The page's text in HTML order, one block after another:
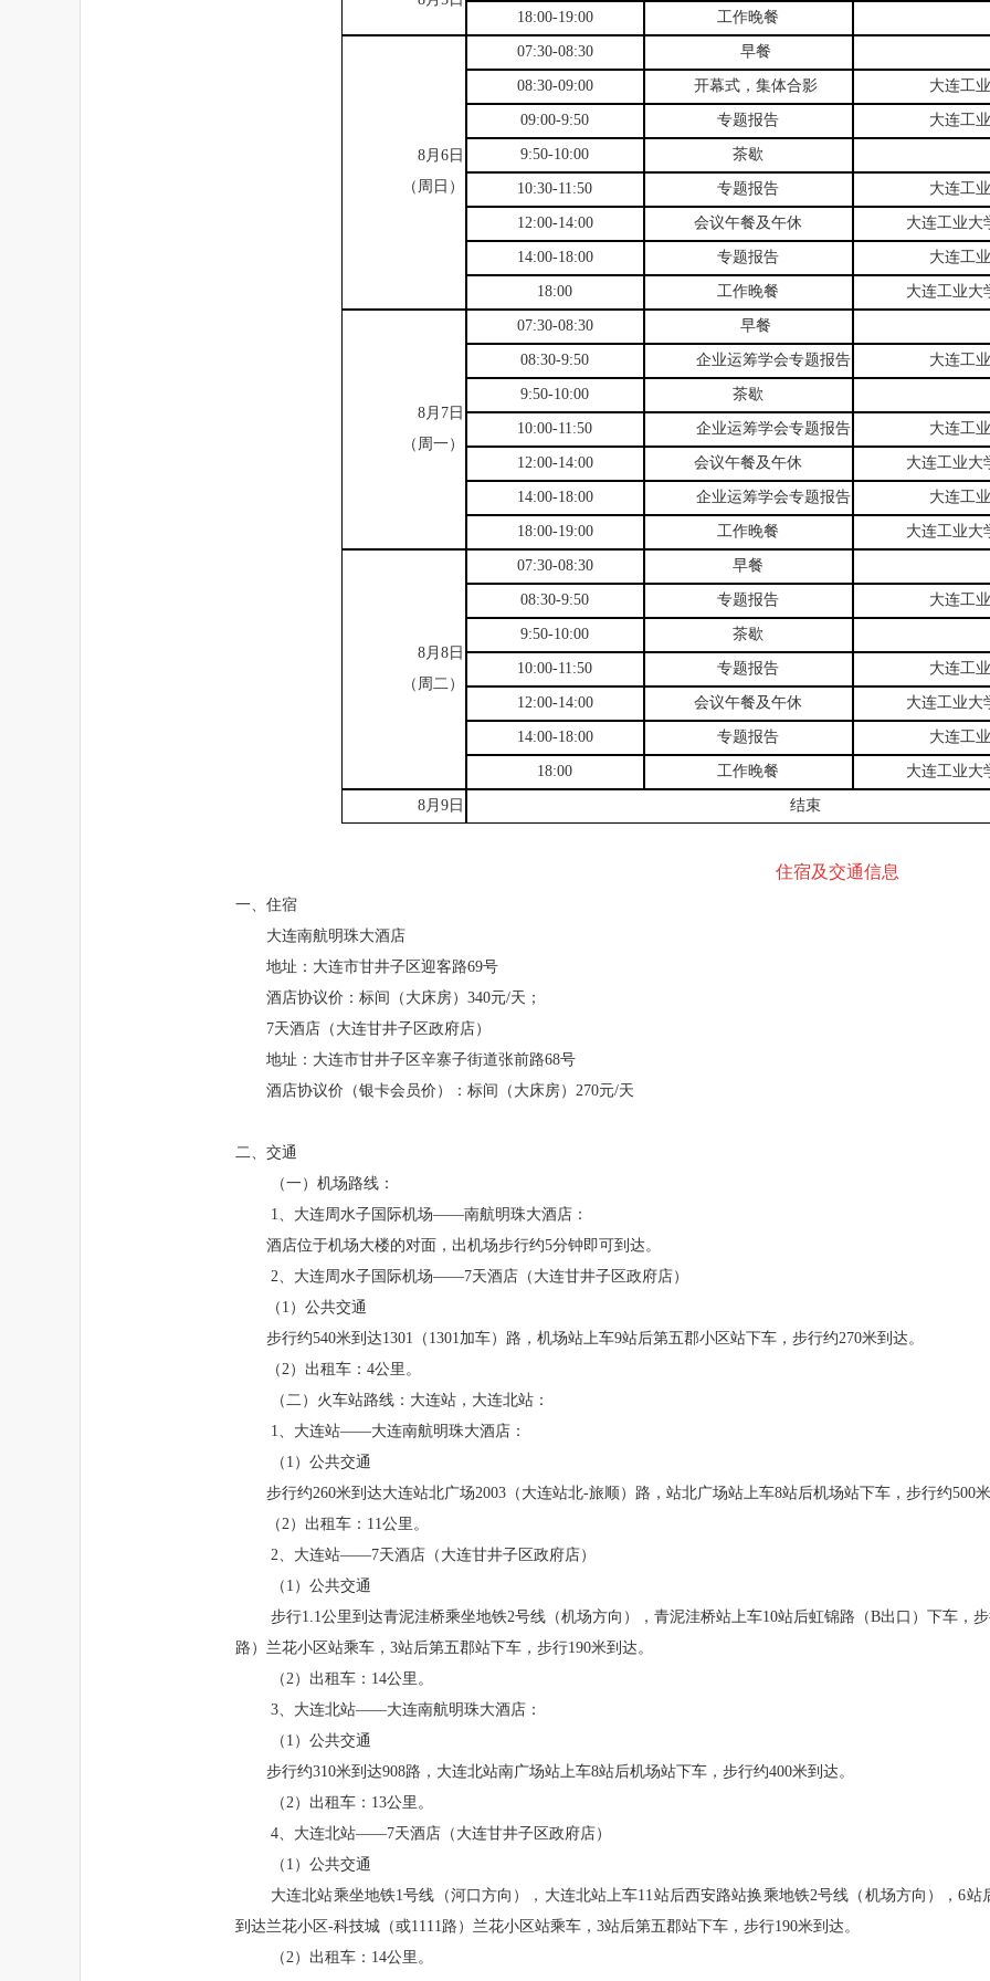
18:00-19:00
工作晚餐
8月6 日
（周日）
07:30-08:30 早餐
08:30-09:00 开幕式，集体合影 大连工
09:00-9:50 专题报告 大连工
9:50-10:00 茶歇
10:30-11:50 专题报告 大连工
12:00-14:00 会议午餐及午休 大连工业大
14:00-18:00 专题报告 大连工
18:00 工作晚餐 大连工业大
8月 7 日
（周一）
07:30-08:30 早餐
08:30-9:50 企业运筹学会专题报告 大连工
9:50-10:00 茶歇
10:00-11:50 企业运筹学会专题报告 大连工
12:00-14:00 会议午餐及午休 大连工业大
14:00-18:00 企业运筹学会专题报告 大连工
18:00-19:00 工作晚餐 大连工业大
8月8 日
（周二）
07:30-08:30 早餐
08:30-9:50 专题报告 大连工
9:50-10:00 茶歇
10:00-11:50 专题报告 大连工
12:00-14:00 会议午餐及午休 大连工业大
14:00-18:00 专题报告 大连工
18:00 工作晚餐 大连工业大
8月9 日 结束
住宿及交通信息
一、住宿
大连南航明珠大酒店
地址：大连市甘井子区迎客路69号
酒店协议价：标间（大床房）340元/天；
7天酒店（大连甘井子区政府店）
地址：大连市甘井子区辛寨子街道张前路68号
酒店协议价（银卡会员价）：标间（大床房）270元/天
二、交通
（一）机场路线：
1、大连周水子国际机场——南航明珠大酒店：
酒店位于机场大楼的对面，出机场步行约5分钟即可到达。
2、大连周水子国际机场——7天酒店（大连甘井子区政府店）
（1）公共交通
步行约540米到达1301（1301加车）路，机场站上车9站后第五郡小区站下车，步行约270米到达。
（2）出租车：4公里。
（二）火车站路线：大连站，大连北站：
1、大连站——大连南航明珠大酒店：
（1）公共交通
步行约260米到达大连站北广场2003（大连站北-旅顺）路，站北广场站上车8站后机场站下车，步行约500
（2）出租车：11公里。
2、大连站——7天酒店（大连甘井子区政府店）
（1）公共交通
步行1.1公里到达青泥洼桥乘坐地铁2号线（机场方向），青泥洼桥站上车10站后虹锦路（B出口）下车，
路）兰花小区站乘车，3站后第五郡站下车，步行190米到达。
（2）出租车：14公里。
3、大连北站——大连南航明珠大酒店：
（1）公共交通
步行约310米到达908路，大连北站南广场站上车8站后机场站下车，步行约400米到达。
（2）出租车：13公里。
4、大连北站——7天酒店（大连甘井子区政府店）
（1）公共交通
大连北站乘坐地铁1号线（河口方向），大连北站上车11站后西安路站换乘地铁2号线（机场方向），6
到达兰花小区-科技城（或1111路）兰花小区站乘车，3站后第五郡站下车，步行190米到达。
（2）出租车：14公里。